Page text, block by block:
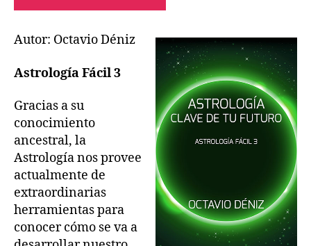
Autor: Octavio Déniz
Astrología Fácil 3
Gracias a su
conocimiento
ancestral, la
Astrología nos provee
actualmente de
extraordinarias
herramientas para
conocer cómo se va a